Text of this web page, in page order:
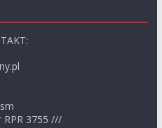
RPR 3755 ///